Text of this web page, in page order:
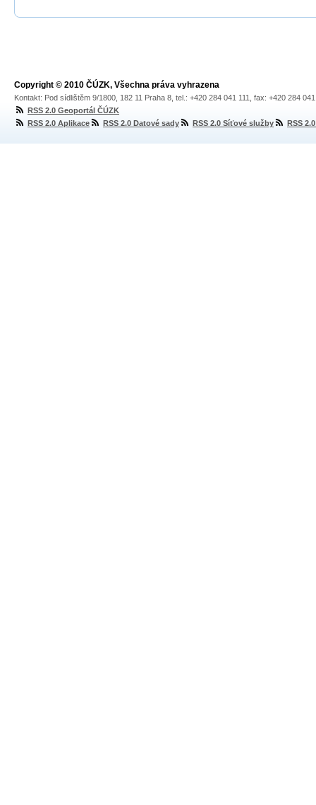
Copyright © 2010 ČÚZK, Všechna práva vyhrazena
Kontakt: Pod sídlištěm 9/1800, 182 11 Praha 8, tel.: +420 284 041 111, fax: +420 284
RSS 2.0 Geoportál ČÚZK
RSS 2.0 Aplikace
RSS 2.0 Datové sady RSS 2.0 Síťové služby RSS